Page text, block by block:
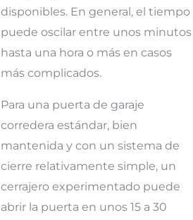
disponibles. En general, el tiempo
puede oscilar entre unos minutos
hasta una hora o más en casos
más complicados.
Para una puerta de garaje
corredera estándar, bien
mantenida y con un sistema de
cierre relativamente simple, un
cerrajero experimentado puede
abrir la puerta en unos 15 a 30